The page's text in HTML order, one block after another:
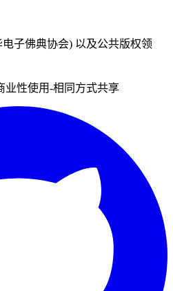
子佛典协会) 以及公共版权领
业性使用-相同方式共享